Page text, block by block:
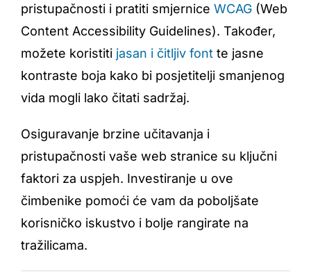
pristupačnosti i pratiti smjernice WCAG (Web
Content Accessibility Guidelines). Također,
možete koristiti jasan i čitljiv font te jasne
kontraste boja kako bi posjetitelji smanjenog
vida mogli lako čitati sadržaj.
Osiguravanje brzine učitavanja i
pristupačnosti vaše web stranice su ključni
faktori za uspjeh. Investiranje u ove
čimbenike pomoći će vam da poboljšate
korisničko iskustvo i bolje rangirate na
tražilicama.